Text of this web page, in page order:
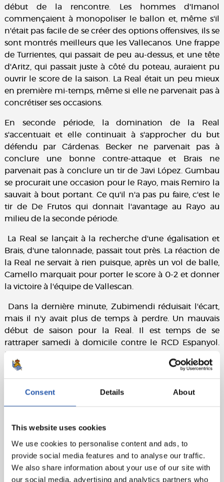
Consent Details About
This website uses cookies
We use cookies to personalise content and ads, to
provide social media features and to analyse our traffic.
We also share information about your use of our site with
our social media, advertising and analytics partners who
début de la rencontre. Les hommes d'Imanol
commençaient à monopoliser le ballon et, même s'il
n'était pas facile de se créer des options offensives, ils se
sont montrés meilleurs que les Vallecanos. Une frappe
de Turrientes, qui passait de peu au-dessus, et une tête
d'Aritz, qui passait juste à côté du poteau, auraient pu
ouvrir le score de la saison. La Real était un peu mieux
en première mi-temps, même si elle ne parvenait pas à
concrétiser ses occasions.
En seconde période, la domination de la Real
s'accentuait et elle continuait à s'approcher du but
défendu par Cárdenas. Becker ne parvenait pas à
conclure une bonne contre-attaque et Brais ne
parvenait pas à conclure un tir de Javi López. Gumbau
se procurait une occasion pour le Rayo, mais Remiro la
sauvait à bout portant. Ce qu'il n'a pas pu faire, c'est le
tir de De Frutos qui donnait l'avantage au Rayo au
milieu de la seconde période.
La Real se lançait à la recherche d'une égalisation et
Brais, d'une talonnade, passait tout près. La réaction de
la Real ne servait à rien puisque, après un vol de balle,
Camello marquait pour porter le score à 0-2 et donner
la victoire à l'équipe de Vallescan.
Dans la dernière minute, Zubimendi réduisait l'écart,
mais il n'y avait plus de temps à perdre. Un mauvais
début de saison pour la Real. Il est temps de se
rattraper samedi à domicile contre le RCD Espanyol.
Nous sommes la Real.
Real Sociedad :
Remiro, Traoré (Aramburu, min.75),
Aritz, Pacheco, Javi López, González de Zárate
Méndez, Becker, Take (Sergio Gómez, min.68) et
Oyarzabal (cap)(Sučić, min.82).
Rayo Vallecano :
Cárdenas, Andrei (Balliu, min.77),
Mumin, Lejeune, Pacha, Óscar (cap), Unai López